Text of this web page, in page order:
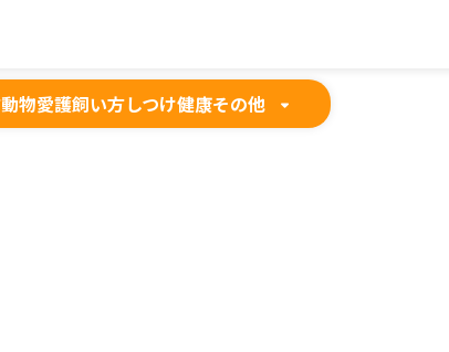
動物愛護飼い方しつけ健康その他